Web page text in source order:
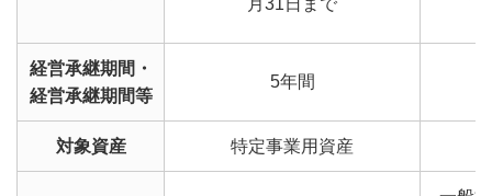
経営承継期間・
経営承継期間等
5年間
対象資産 特定事業用資産